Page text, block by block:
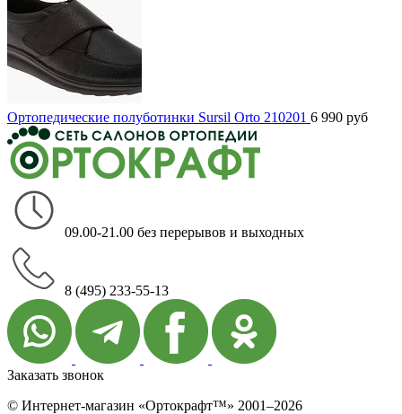
Ортопедические полуботинки Sursil Orto 210201 6 990 руб
09.00-21.00 без перерывов и выходных
8 (495) 233-55-13
Заказать звонок
© Интернет-магазин «Ортокрафт™» 2001–2026